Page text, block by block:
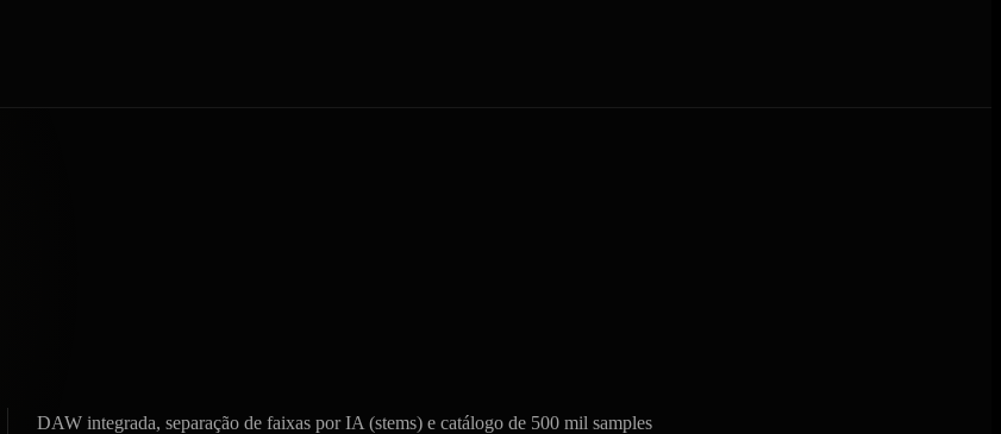
DAW integrada, separação de faixas por IA (stems) e catálogo de 500 mil samples